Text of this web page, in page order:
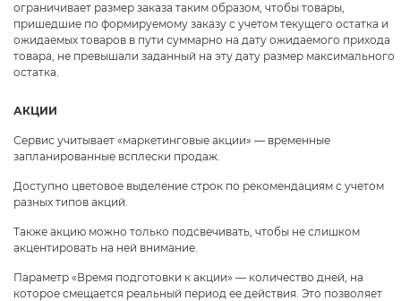
ограничивает размер заказа таким образом, чтобы товары,
пришедшие по формируемому заказу с учетом текущего остатка и
ожидаемых товаров в пути суммарно на дату ожидаемого прихода
товара, не превышали заданный на эту дату размер максимального
остатка.
АКЦИИ
Сервис учитывает «маркетинговые акции» — временные
запланированные всплески продаж.
Доступно цветовое выделение строк по рекомендациям с учетом
разных типов акций.
Также акцию можно только подсвечивать, чтобы не слишком
акцентировать на ней внимание.
Параметр «Время подготовки к акции» — количество дней, на
которое смещается реальный период ее действия. Это позволяет